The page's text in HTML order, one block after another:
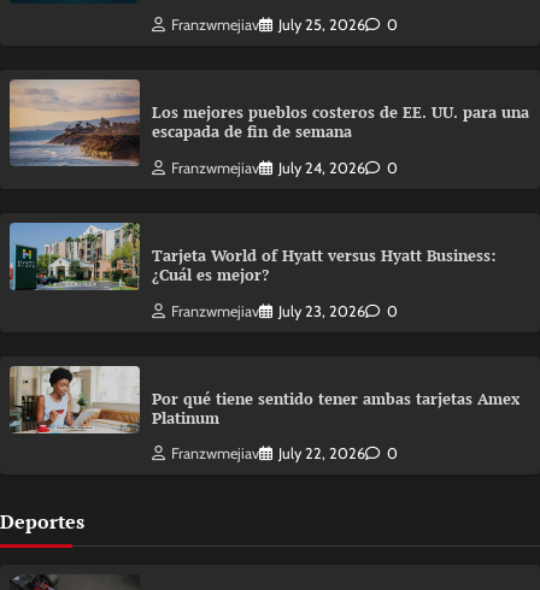
Franzwmejiav July 25, 2026 0
Los mejores pueblos costeros de EE. UU. para una
escapada de fin de semana
Franzwmejiav July 24, 2026 0
Tarjeta World of Hyatt versus Hyatt Business:
¿Cuál es mejor?
Franzwmejiav July 23, 2026 0
Por qué tiene sentido tener ambas tarjetas Amex
Platinum
Franzwmejiav July 22, 2026 0
Deportes